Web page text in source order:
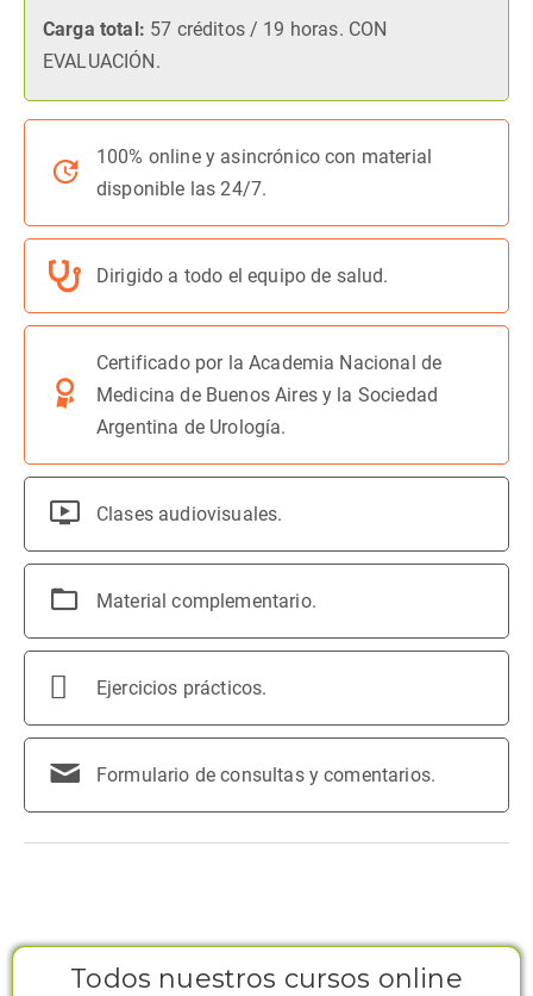
Carga total: 57 créditos / 19 horas. CON
EVALUACIÓN.
100% online y asincrónico con material
disponible las 24/7.
Dirigido a todo el equipo de salud.
Certificado por la Academia Nacional de
Medicina de Buenos Aires y la Sociedad
Argentina de Urología.
Clases audiovisuales.
Material complementario.
Ejercicios prácticos.
Formulario de consultas y comentarios.
Todos nuestros cursos online